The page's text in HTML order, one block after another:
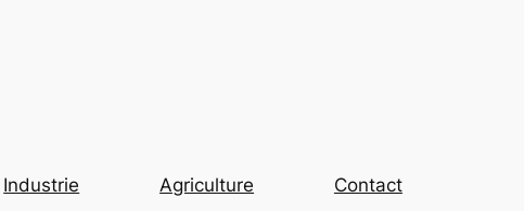
Industrie Agriculture Contact